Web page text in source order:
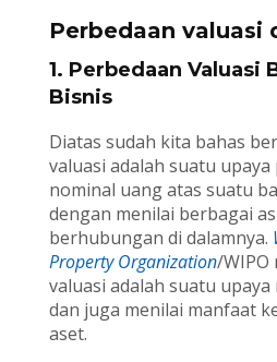
Perbedaan valuasi
1. Perbedaan Valuasi
Bisnis
Diatas sudah kita bahas
valuasi adalah suatu
nominal uang atas suatu
dengan menilai berbagai
berhubungan di dalamnya.
Property Organization/WIPO
valuasi adalah suatu
dan juga menilai manfaat
aset.